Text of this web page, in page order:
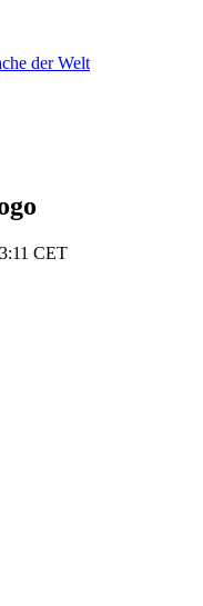
der Welt
CET